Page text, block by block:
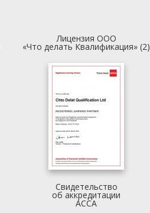
Лицензия ООО
«Что делать Квалификация» (2)
Свидетельство
об аккредитации
АССА